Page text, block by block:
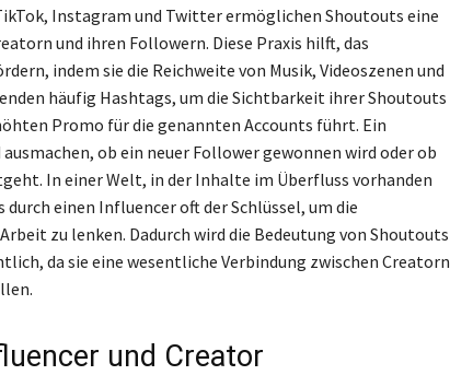
Instagram und Twitter ermöglichen Shoutouts eine
und ihren Followern. Diese Praxis hilft, das
indem sie die Reichweite von Musik, Videoszenen und
häufig Hashtags, um die Sichtbarkeit ihrer Shoutouts
Promo für die genannten Accounts führt. Ein
ob ein neuer Follower gewonnen wird oder ob
In einer Welt, in der Inhalte im Überfluss vorhanden
einen Influencer oft der Schlüssel, um die
zu lenken. Dadurch wird die Bedeutung von Shoutouts
da sie eine wesentliche Verbindung zwischen Creatorn
und Creator